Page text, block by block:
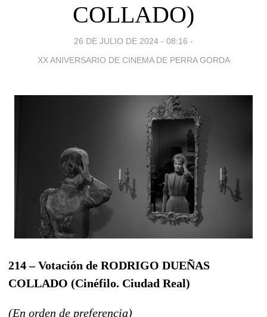
COLLADO)
26 DE JULIO DE 2024 - 08:16 -
XX ANIVERSARIO DE CINEMA DE PERRA GORDA
214 – Votación de RODRIGO DUEÑAS
COLLADO (Cinéfilo. Ciudad Real)
(En orden de preferencia)